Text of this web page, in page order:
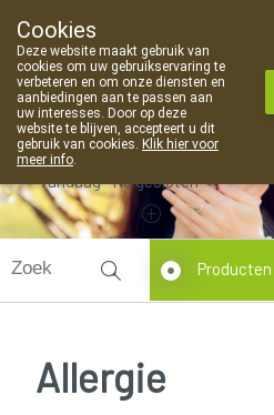
09 373 94 03
Vandaag Nugesloten
Producten
Allergie
Cookies
Deze website maakt gebruik van
cookies om uw gebruikservaring te
verbeteren en om onze diensten en
aanbiedingen aan te passen aan
uw interesses. Door op deze
website te blijven, accepteert u dit
gebruik van cookies. Klik hier voor
meer info.